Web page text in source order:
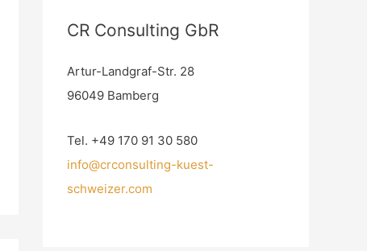
CR Consulting GbR
Artur-Landgraf-Str. 28
96049 Bamberg
Tel. +49 170 91 30 580
info@crconsulting-kuest-
schweizer.com